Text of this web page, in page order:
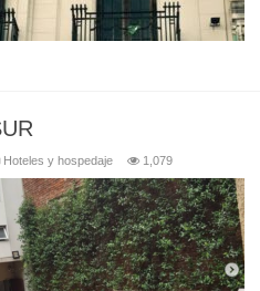
Hoteles y hospedaje 1,079